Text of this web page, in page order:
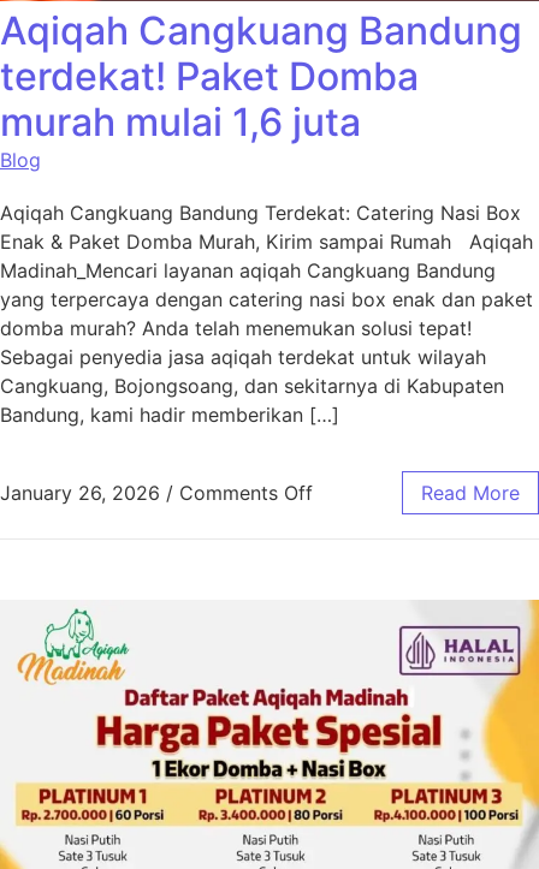
Aqiqah Cangkuang Bandung
terdekat! Paket Domba
murah mulai 1,6 juta
Blog
Aqiqah Cangkuang Bandung Terdekat: Catering Nasi Box
Enak & Paket Domba Murah, Kirim sampai Rumah Aqiqah
Madinah_Mencari layanan aqiqah Cangkuang Bandung
yang terpercaya dengan catering nasi box enak dan paket
domba murah? Anda telah menemukan solusi tepat!
Sebagai penyedia jasa aqiqah terdekat untuk wilayah
Cangkuang, Bojongsoang, dan sekitarnya di Kabupaten
Bandung, kami hadir memberikan […]
January 26, 2026 / Comments Off Read More